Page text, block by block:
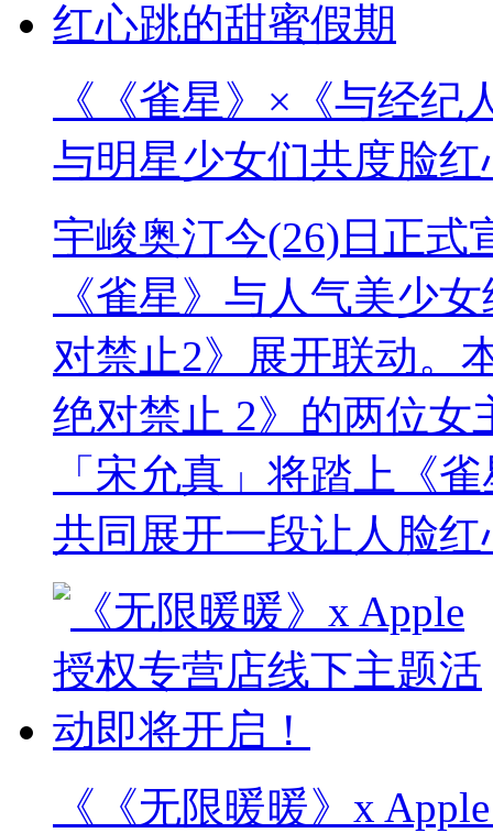
《《雀星》×《与经
与明星少女们共度脸
宇峻奥汀今(26)日正式
《雀星》与人气美少
对禁止2》展开联动。
绝对禁止 2》的两位
「宋允真」将踏上《
共同展开一段让人脸
《《无限暖暖》x